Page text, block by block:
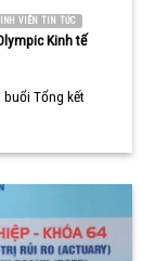
VIÊN TIN TỨC
Kinh tế
Tổng kết